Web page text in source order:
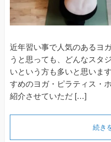
近年習い事で人気のあるヨ
うと思っても、どんなスタ
いという方も多いと思いま
すめのヨガ・ピラティス・
紹介させていただ […]
続き